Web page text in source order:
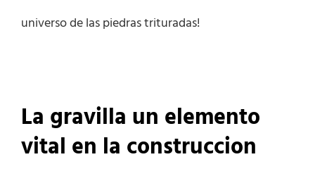
universo de las piedras trituradas!
La gravilla un elemento
vital en la construccion